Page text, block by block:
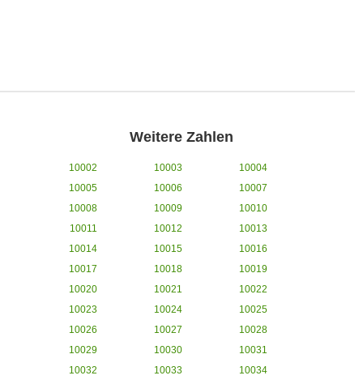
Weitere Zahlen
10002 10003
10004
10005
10006
10007
10008
10009
10010
10011
10012
10013
10014
10015
10016
10017
10018
10019
10020
10021
10022
10023
10024
10025
10026
10027
10028
10029
10030
10031
10032
10033
10034